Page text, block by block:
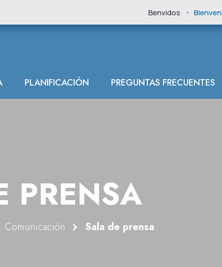
Benvidos .
PLANIFICACIÓN PREGUNTAS FRECUENTES
PRENSA
Comunicación Sala de prensa